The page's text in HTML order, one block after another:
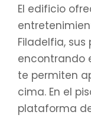
El edificio
Filadelfia, sus
encontrando
te permiten
cima. En el
plataforma